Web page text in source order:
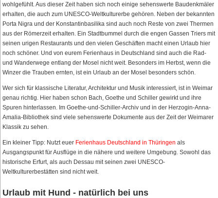
wohlgefühlt. Aus dieser Zeit haben sich noch einige sehenswerte Baudenkmäler
erhalten, die auch zum UNESCO-Weltkulturerbe gehören. Neben der bekannten
Porta Nigra und der Konstantinbasilika sind auch noch Reste von zwei Thermen
aus der Römerzeit erhalten. Ein Stadtbummel durch die engen Gassen Triers mit
seinen urigen Restaurants und den vielen Geschäften macht einen Urlaub hier
noch schöner. Und von eurem Ferienhaus in Deutschland sind auch die Rad-
und Wanderwege entlang der Mosel nicht weit. Besonders im Herbst, wenn die
Winzer die Trauben ernten, ist ein Urlaub an der Mosel besonders schön.
Wer sich für klassische Literatur, Architektur und Musik interessiert, ist in Weimar
genau richtig. Hier haben schon Bach, Goethe und Schiller gewirkt und ihre
Spuren hinterlassen. Im Goethe-und-Schiller-Archiv und in der Herzogin-Anna-
Amalia-Bibliothek sind viele sehenswerte Dokumente aus der Zeit der Weimarer
Klassik zu sehen.
Ein kleiner Tipp: Nutzt euer Ferienhaus Deutschland in Thüringen als
Ausgangspunkt für Ausflüge in die nähere und weitere Umgebung. Sowohl das
historische Erfurt, als auch Dessau mit seinen zwei UNESCO-
Weltkulturerbestätten sind nicht weit.
Urlaub mit Hund - natürlich bei uns